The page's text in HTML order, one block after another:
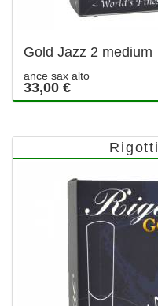
Gold Jazz 2 medium
ance sax alto
33,00 €
Rigotti